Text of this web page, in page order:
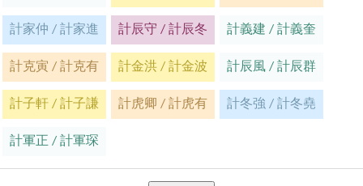
計家仲 / 計家進 計辰守 / 計辰冬 計義建 / 計義奎
計克寅 / 計克有 計金洪 / 計金波 計辰風 / 計辰群
計子軒 / 計子謙 計虎卿 / 計虎有 計冬強 / 計冬堯
計軍正 / 計軍琛